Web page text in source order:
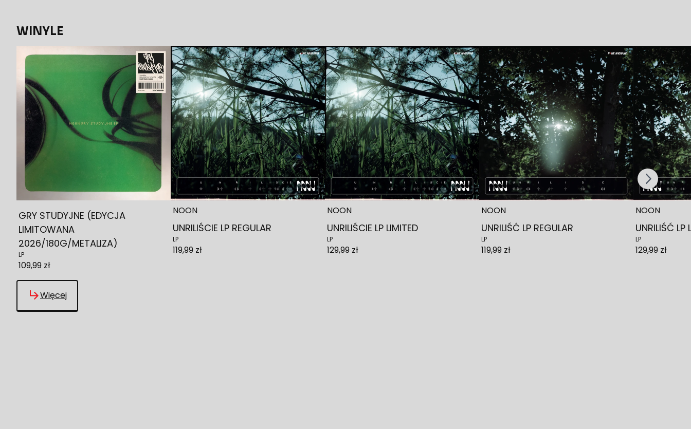
WINYLE
GRY STUDYJNE (EDYCJA
LIMITOWANA
2026/180G/METALIZA)
LP
109,99 zł
NOON
UNRILIŚCIE LP REGULAR
LP
119,99 zł
NOON
UNRILIŚCIE LP LIMITED
LP
129,99 zł
NOON
UNRILIŚĆ LP REGULAR
LP
119,99 zł
NOON
UNRILIŚĆ LP
LP
129,99 zł
Scroll right
Więcej